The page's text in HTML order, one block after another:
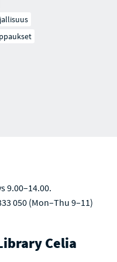
9.00–14.00.
050 (Mon–Thu 9–11)
Celia